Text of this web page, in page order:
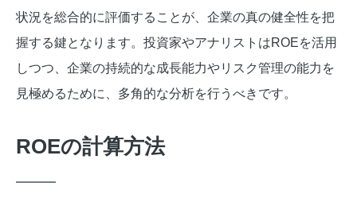
状況を総合的に評価することが、企業の真の健全性を把
握する鍵となります。投資家やアナリストはROEを活用
しつつ、企業の持続的な成長能力やリスク管理の能力を
見極めるために、多角的な分析を行うべきです。
ROEの計算方法